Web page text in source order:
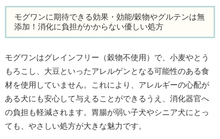
モグワンに期待できる効果・効能/穀物やグルテンは無
添加！消化に負担がかからない優しい処方
モグワンはグレインフリー（穀物不使用）で、小麦やとう
もろこし、大豆といったアレルゲンとなる可能性のある食
材を使用していません。これにより、アレルギーの心配が
ある犬にも安心して与えることができるうえ、消化器官へ
の負担も軽減されます。胃腸が弱い子犬やシニア犬にとっ
ても、やさしい処方が大きな魅力です。